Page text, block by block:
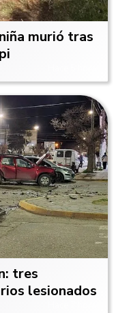
murió tras
tres
lesionados